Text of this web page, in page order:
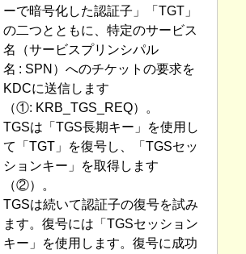
ーで暗号化した認証子」「TGT」
の二つとともに、特定のサービス
名（サービスプリンシパル
名 : SPN）へのチケットの要求を
KDCに送信します
（①: KRB_TGS_REQ）。
TGSは「TGS長期キー」を使用し
て「TGT」を復号し、「TGSセッ
ションキー」を取得します
（②）。
TGSは続いて認証子の復号を試み
ます。復号には「TGSセッション
キー」を使用します。復号に成功